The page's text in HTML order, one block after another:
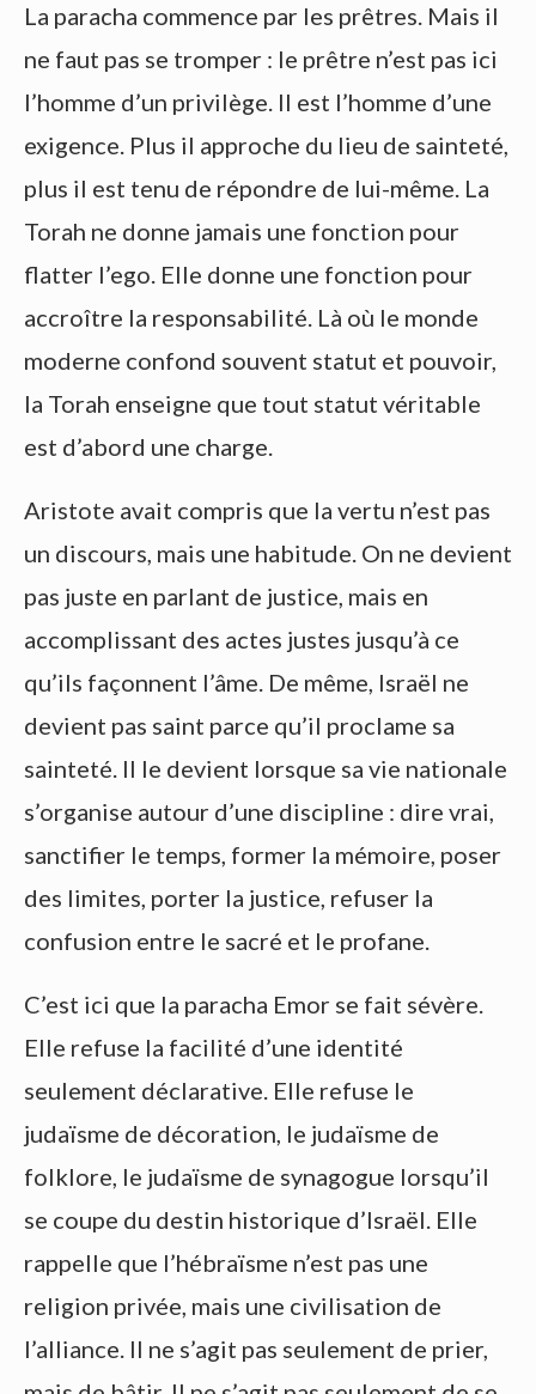
La paracha commence par les prêtres. Mais il
ne faut pas se tromper : le prêtre n’est pas ici
l’homme d’un privilège. Il est l’homme d’une
exigence. Plus il approche du lieu de sainteté,
plus il est tenu de répondre de lui-même. La
Torah ne donne jamais une fonction pour
flatter l’ego. Elle donne une fonction pour
accroître la responsabilité. Là où le monde
moderne confond souvent statut et pouvoir,
la Torah enseigne que tout statut véritable
est d’abord une charge.
Aristote avait compris que la vertu n’est pas
un discours, mais une habitude. On ne devient
pas juste en parlant de justice, mais en
accomplissant des actes justes jusqu’à ce
qu’ils façonnent l’âme. De même, Israël ne
devient pas saint parce qu’il proclame sa
sainteté. Il le devient lorsque sa vie nationale
s’organise autour d’une discipline : dire vrai,
sanctifier le temps, former la mémoire, poser
des limites, porter la justice, refuser la
confusion entre le sacré et le profane.
C’est ici que la paracha Emor se fait sévère.
Elle refuse la facilité d’une identité
seulement déclarative. Elle refuse le
judaïsme de décoration, le judaïsme de
folklore, le judaïsme de synagogue lorsqu’il
se coupe du destin historique d’Israël. Elle
rappelle que l’hébraïsme n’est pas une
religion privée, mais une civilisation de
l’alliance. Il ne s’agit pas seulement de prier,